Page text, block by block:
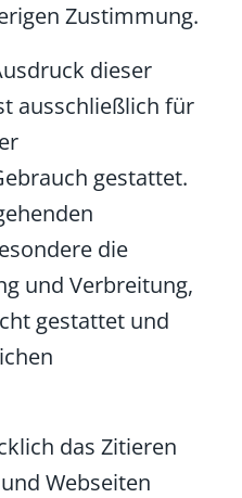
Zustimmung.
dieser
ausschließlich für
gestattet.
die
und Verbreitung,
gestattet und
das Zitieren
Webseiten